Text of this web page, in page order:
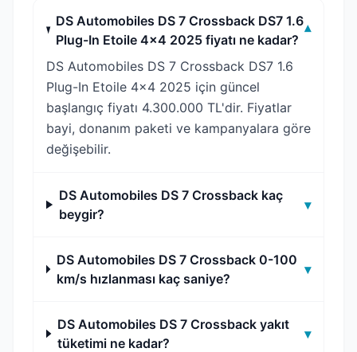
DS Automobiles DS 7 Crossback DS7 1.6
Plug-In Etoile 4x4 2025 fiyatı ne kadar?
▾
DS Automobiles DS 7 Crossback DS7 1.6
Plug-In Etoile 4x4 2025 için güncel
başlangıç fiyatı 4.300.000 TL'dir. Fiyatlar
bayi, donanım paketi ve kampanyalara göre
değişebilir.
DS Automobiles DS 7 Crossback kaç
beygir?
▾
DS Automobiles DS 7 Crossback 0-100
km/s hızlanması kaç saniye?
▾
DS Automobiles DS 7 Crossback yakıt
tüketimi ne kadar?
▾